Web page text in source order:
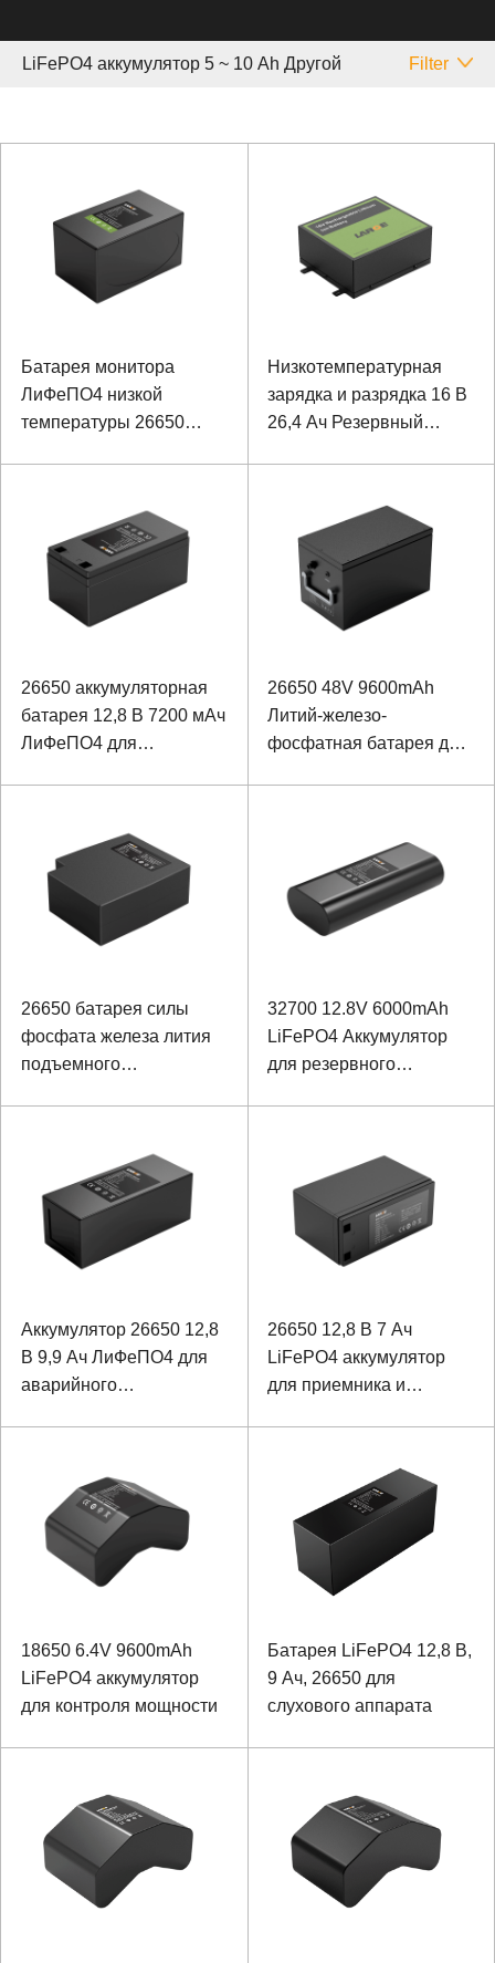
LiFePO4 аккумулятор 5 ~ 10 Аh Другой Filter
Батарея монитора
ЛиФеПО4 низкой
температуры 26650
Низкотемпературная
зарядка и разрядка 16 В
26,4 Ач Резервный
аккумулятор для
хранения энергии
26650 аккумуляторная
батарея 12,8 В 7200 мАч
ЛиФеПО4 для
26650 48V 9600mAh
Литий-железо-
фосфатная батарея для
26650 батарея силы
фосфата железа лития
подъемного
32700 12.8V 6000mAh
LiFePO4 Аккумулятор
для резервного
Аккумулятор 26650 12,8
В 9,9 Ач ЛиФеПО4 для
аварийного
26650 12,8 В 7 Ач
LiFePO4 аккумулятор
для приемника и
18650 6.4V 9600mAh
LiFePO4 аккумулятор
для контроля мощности
Батарея LiFePO4 12,8 В,
9 Ач, 26650 для
слухового аппарата